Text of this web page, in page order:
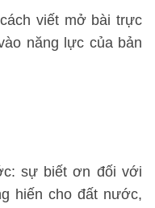
viết mở bài trực
năng lực của bản
sự biết ơn đối với
hiến cho đất nước,